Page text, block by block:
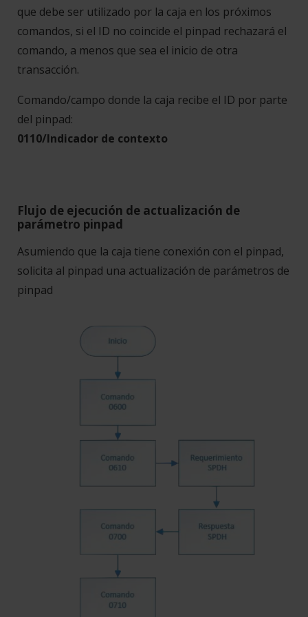
que debe ser utilizado por la caja en los próximos
comandos, si el ID no coincide el pinpad rechazará el
comando, a menos que sea el inicio de otra
transacción.
Comando/campo donde la caja recibe el ID por parte
del pinpad:
0110/Indicador de contexto
Flujo de ejecución de actualización de
parámetro pinpad
Asumiendo que la caja tiene conexión con el pinpad,
solicita al pinpad una actualización de parámetros de
pinpad